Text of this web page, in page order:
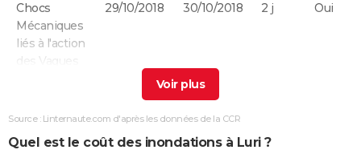
Chocs
Mécaniques
liés à l'action
des Vagues
29/10/2018 30/10/2018 2 j Oui
et/ou
Boue
24/11/2016 25/11/2016
Source : Linternaute.com d'après les données de la CCR
Quel est le coût des inondations à Luri ?